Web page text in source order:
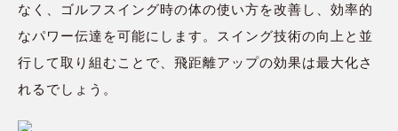
なく、ゴルフスイング時の体の使い方を改善し、効率的
なパワー伝達を可能にします。スイング技術の向上と並
行して取り組むことで、飛距離アップの効果は最大化さ
れるでしょう。